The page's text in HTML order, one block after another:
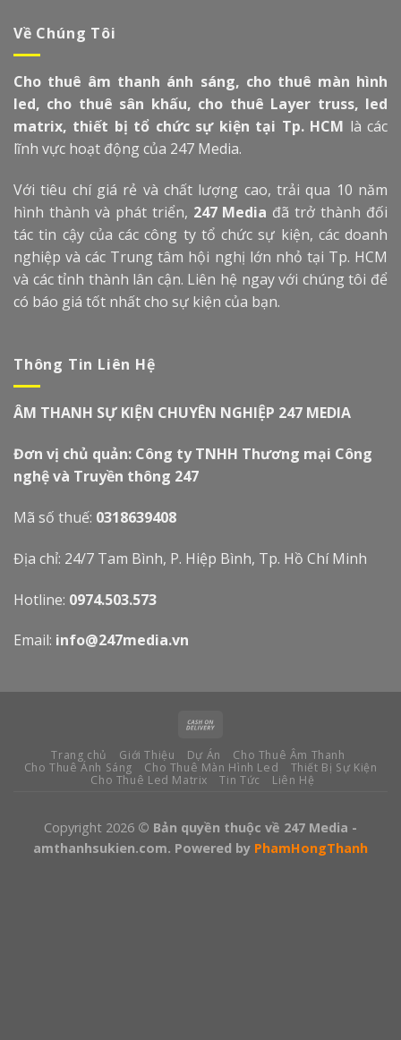
Về Chúng Tôi
Cho thuê âm thanh ánh sáng, cho thuê màn hình
led, cho thuê sân khấu, cho thuê Layer truss, led
matrix, thiết bị tổ chức sự kiện tại Tp. HCM là các
lĩnh vực hoạt động của 247 Media.
Với tiêu chí giá rẻ và chất lượng cao, trải qua 10 năm
hình thành và phát triển, 247 Media đã trở thành đối
tác tin cậy của các công ty tổ chức sự kiện, các doanh
nghiệp và các Trung tâm hội nghị lớn nhỏ tại Tp. HCM
và các tỉnh thành lân cận. Liên hệ ngay với chúng tôi để
có báo giá tốt nhất cho sự kiện của bạn.
Thông Tin Liên Hệ
ÂM THANH SỰ KIỆN CHUYÊN NGHIỆP 247 MEDIA
Đơn vị chủ quản: Công ty TNHH Thương mại Công
nghệ và Truyền thông 247
Mã số thuế: 0318639408
Địa chỉ: 24/7 Tam Bình, P. Hiệp Bình, Tp. Hồ Chí Minh
Hotline: 0974.503.573
Email: info@247media.vn
Trang chủ Giới Thiệu Dự Án
Cho Thuê Âm Thanh
Cho Thuê Ánh Sáng
Cho Thuê Màn Hình Led
Thiết Bị Sự Kiện
Cho Thuê Led Matrix
Tin Tức Liên Hệ
Copyright 2026 © Bản quyền thuộc về 247 Media -
amthanhsukien.com. Powered by PhamHongThanh